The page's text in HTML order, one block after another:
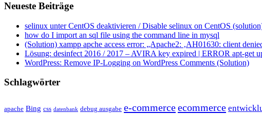
Neueste Beiträge
selinux unter CentOS deaktivieren / Disable selinux on CentOS
how do I import an sql file using the command line in mysql
(Solution) xampp apche access error: „Apache2: ‚AH01630: client
Lösung: desinfect 2016 / 2017 – AVIRA key expired | ERROR apt-get
WordPress: Remove IP-Logging on WordPress Comments (Solution)
Schlagwörter
apache Bing css datenbank debug ausgabe e-commerceecommerce